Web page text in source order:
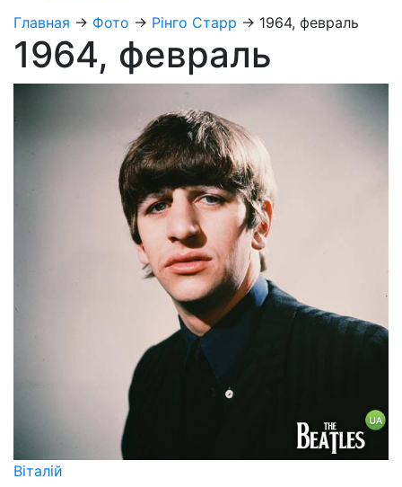
Главная → Фото → Рінго Старр → 1964, февраль
1964, февраль
Віталій